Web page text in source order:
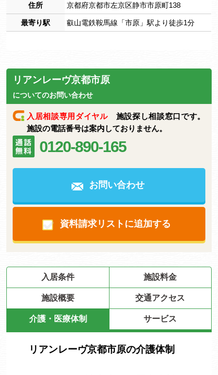
住所 京都府京都市左京区静市市原町138
最寄り駅 叡山電鉄鞍馬線「市原」駅より徒歩1分
リアンレーヴ京都市原
についてのお問い合わせ
入居相談専用ダイヤル施設探し相談窓口です。
施設の電話番号は案内しておりません。
0120-890-165
お問い合わせ
資料請求リストに追加する
入居条件 施設料金
施設概要 交通アクセス
介護・医療体制 サービス
リアンレーヴ京都市原の介護体制